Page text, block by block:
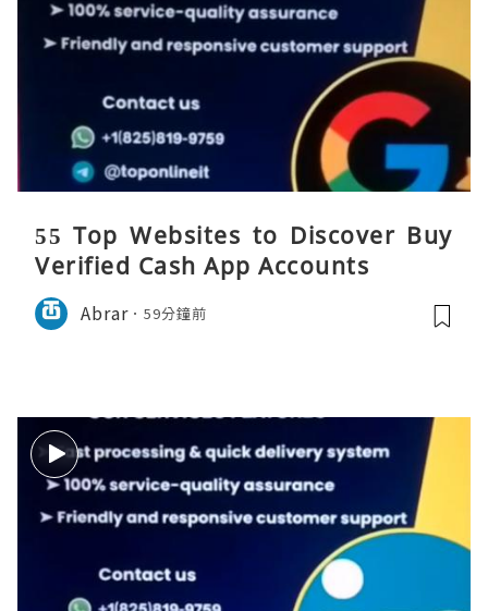
55 Top Websites to Discover Buy
Verified Cash App Accounts
Abrar 59分鐘前